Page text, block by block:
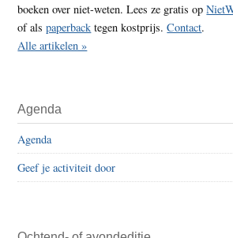
boeken over niet-weten. Lees ze gratis op
of alspaperback tegen kostprijs.Contact.
Alle artikelen »
Agenda
Agenda
Geef je activiteit door